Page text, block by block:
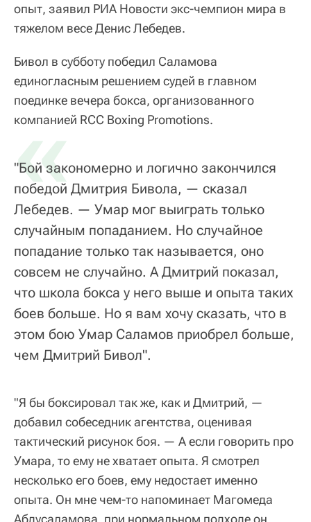
опыт, заявил РИА Новости экс-чемпион мира в
тяжелом весе Денис Лебедев.
Бивол в субботу победил Саламова
единогласным решением судей в главном
поединке вечера бокса, организованного
компанией RCC Boxing Promotions.
«
"Бой закономерно и логично закончился
победой Дмитрия Бивола, — сказал
Лебедев. — Умар мог выиграть только
случайным попаданием. Но случайное
попадание только так называется, оно
совсем не случайно. А Дмитрий показал,
что школа бокса у него выше и опыта таких
боев больше. Но я вам хочу сказать, что в
этом бою Умар Саламов приобрел больше,
чем Дмитрий Бивол".
"Я бы боксировал так же, как и Дмитрий, —
добавил собеседник агентства, оценивая
тактический рисунок боя. — А если говорить про
Умара, то ему не хватает опыта. Я смотрел
несколько его боев, ему недостает именно
опыта. Он мне чем-то напоминает Магомеда
Абдусаламова, при нормальном подходе он